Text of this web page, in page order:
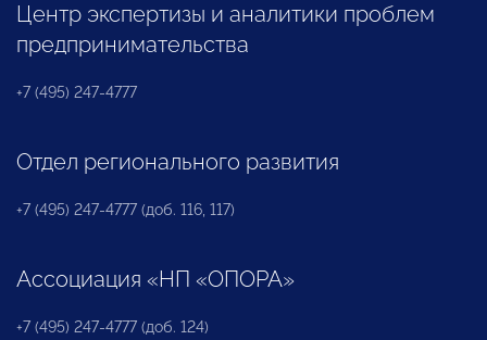
Центр экспертизы и аналитики проблем
предпринимательства
+7 (495) 247-4777
Отдел регионального развития
+7 (495) 247-4777 (доб. 116, 117)
Ассоциация «НП «ОПОРА»
+7 (495) 247-4777 (доб. 124)